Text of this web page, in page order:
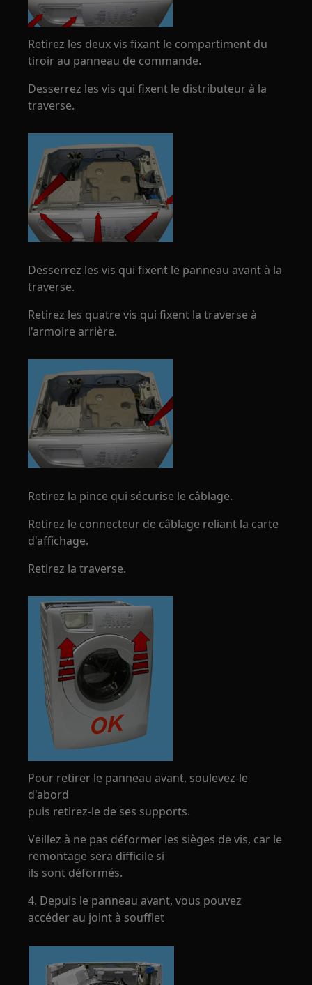
Retirez les deux vis fixant le compartiment du
tiroir au panneau de commande.
Desserrez les vis qui fixent le distributeur à la
traverse.
Desserrez les vis qui fixent le panneau avant à la
traverse.
Retirez les quatre vis qui fixent la traverse à
l'armoire arrière.
Retirez la pince qui sécurise le câblage.
Retirez le connecteur de câblage reliant la carte
d'affichage.
Retirez la traverse.
Pour retirer le panneau avant, soulevez-le
d'abord
puis retirez-le de ses supports.
Veillez à ne pas déformer les sièges de vis, car le
remontage sera difficile si
ils sont déformés.
4. Depuis le panneau avant, vous pouvez
accéder au joint à soufflet